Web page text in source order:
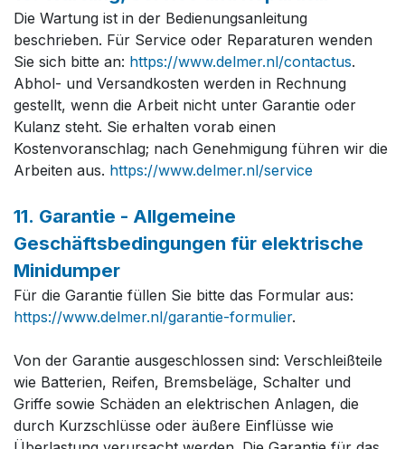
Die Wartung ist in der Bedienungsanleitung
beschrieben. Für Service oder Reparaturen wenden
Sie sich bitte an: https://www.delmer.nl/contactus.
Abhol- und Versandkosten werden in Rechnung
gestellt, wenn die Arbeit nicht unter Garantie oder
Kulanz steht. Sie erhalten vorab einen
Kostenvoranschlag; nach Genehmigung führen wir die
Arbeiten aus. https://www.delmer.nl/service
11. Garantie - Allgemeine
Geschäftsbedingungen für elektrische
Minidumper
Für die Garantie füllen Sie bitte das Formular aus:​
https://www.delmer.nl/garantie-formulier.
Von der Garantie ausgeschlossen sind: Verschleißteile
wie Batterien, Reifen, Bremsbeläge, Schalter und
Griffe sowie Schäden an elektrischen Anlagen, die
durch Kurzschlüsse oder äußere Einflüsse wie